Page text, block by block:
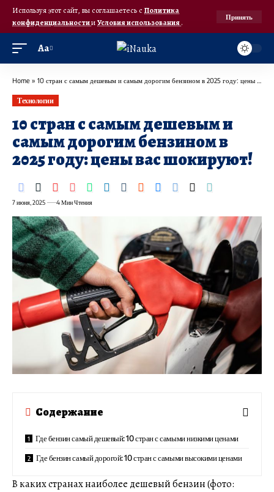
Используя этот сайт, вы соглашаетесь с Политика
конфиденциальностииУсловия использования.
Принять
Аа
Home » 10 стран с самым дешевым и самым дорогим бензином в 2025 году: цены вас шокируют!
Технологии
10 стран с самым дешевым и
самым дорогим бензином в
2025 году: цены вас шокируют!
7 июня, 2025 4 Мин Чтения
Содержание
Где бензин самый дешевый: 10 стран с самыми низкими ценами
Где бензин самый дорогой: 10 стран с самыми высокими ценами
В каких странах наиболее дешевый бензин (фото: